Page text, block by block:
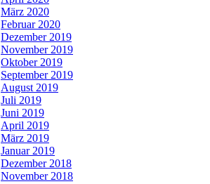
März 2020
Februar 2020
Dezember 2019
November 2019
Oktober 2019
September 2019
August 2019
Juli 2019
Juni 2019
April 2019
März 2019
Januar 2019
Dezember 2018
November 2018